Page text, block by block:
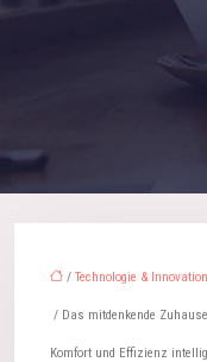
/ Technologie & Innovation
/ Das mitdenkende
Komfort und Effizienz